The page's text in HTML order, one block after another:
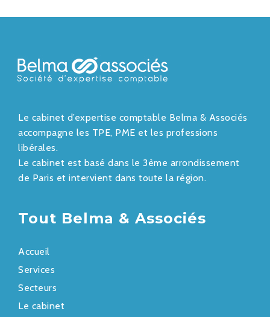
Le cabinet d’expertise comptable Belma & Associés
accompagne les TPE, PME et les professions
libérales.
Le cabinet est basé dans le 3ème arrondissement
de Paris et intervient dans toute la région.
Tout Belma & Associés
Accueil
Services
Secteurs
Le cabinet